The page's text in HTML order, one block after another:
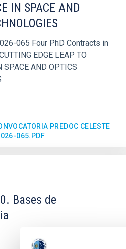
IN SPACE AND
065 Four PhD Contracts in
EDGE LEAP TO
SPACE AND OPTICS
PREDOC CELESTE
065.PDF
Bases de